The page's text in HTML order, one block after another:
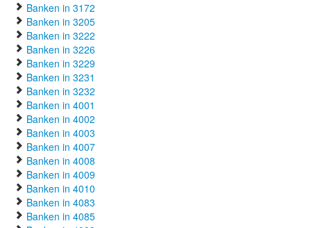
Banken in 3172
Banken in 3205
Banken in 3222
Banken in 3226
Banken in 3229
Banken in 3231
Banken in 3232
Banken in 4001
Banken in 4002
Banken in 4003
Banken in 4007
Banken in 4008
Banken in 4009
Banken in 4010
Banken in 4083
Banken in 4085